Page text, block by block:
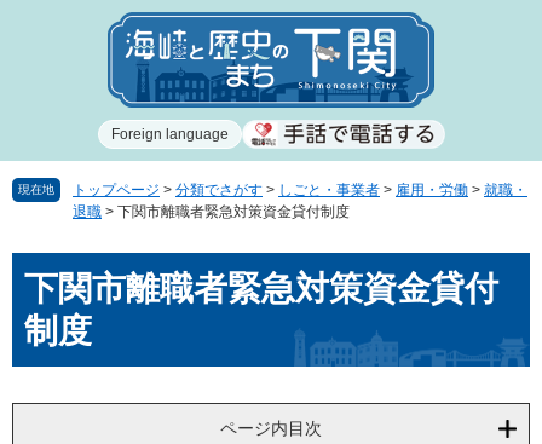
で
ば
Foreign language
現在地 トップページ > 分類でさがす > しごと・事業者 > 雇用・労働 > 就職・
退職 > 下関市離職者緊急対策資金貸付制度
下関市離職者緊急対策資金貸付
制度
ページ内目次